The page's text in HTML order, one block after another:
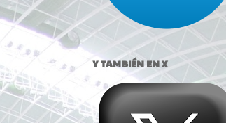
Y TAMBIÉN EN X